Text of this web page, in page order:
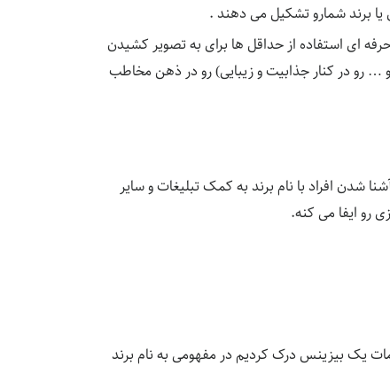
برند شمارو تشکیل می دهند .
ای استفاده از حداقل ها برای به تصویر کشیدن
… رو در کنار جذابیت و زیبایی) رو در ذهن مخاطب
شدن افراد با نام برند به کمک تبلیغات و سایر
رو ایفا می کنه.
یک بیزینس درک کردیم در مفهومی به نام برند